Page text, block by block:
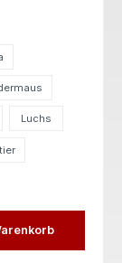
Luchs